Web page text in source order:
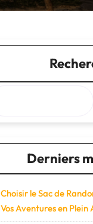
Derniers
Choisir le Sac de
Vos Aventures en Plein